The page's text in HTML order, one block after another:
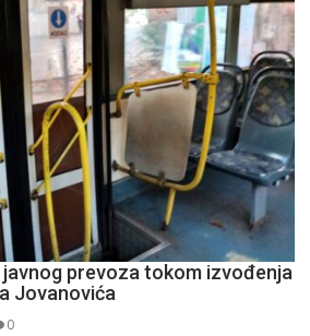
javnog prevoza tokom izvođenja
Jovanovića
0